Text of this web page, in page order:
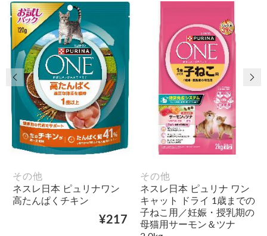
その他
ネスレ日本 ピュリナワン
高たんぱくチキン
¥217
その他
ネスレ日本 ピュリナ ワン
キャット ドライ 1歳までの
子ねこ用／妊娠・授乳期の
母猫用サーモン＆ツナ
前の画像 次